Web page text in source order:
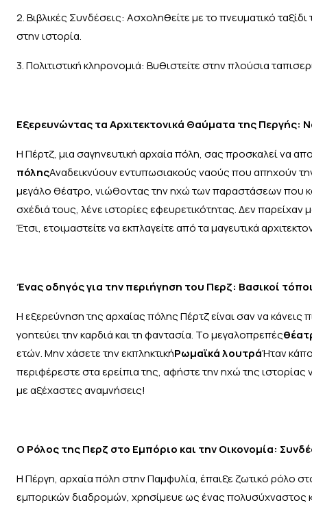
2. Βιβλικές Συνδέσεις: Ασχοληθείτε με το πνευματικό ταξίδι
στην ιστορία.
3. Πολιτιστική κληρονομιά: Βυθιστείτε στην πλούσια
Εξερευνώντας τα Αρχιτεκτονικά Θαύματα της Περγής:
Η Πέρτζ, μια σαγηνευτική αρχαία πόλη, σας προσκαλεί να
πόληςΑναδεικνύουν εντυπωσιακούς ναούς που απηχούν
μεγάλο θέατρο, νιώθοντας την ηχώ των παραστάσεων που
σχέδιά τους, λένε ιστορίες εφευρετικότητας. Δεν
Έτσι, ετοιμαστείτε να εκπλαγείτε από τα μαγευτικά
Ένας οδηγός για την περιήγηση του Περζ: Βασικοί
Η εξερεύνηση της αρχαίας πόλης Πέρτζ είναι σαν να
γοητεύει την καρδιά και τη φαντασία. Το μεγαλοπρεπές
ετών. Μην χάσετε την εκπληκτικήΡωμαϊκά λουτράΉταν
περιφέρεστε στα ερείπια της, αφήστε την ηχώ της ιστορίας
με αξέχαστες αναμνήσεις!
Ο Ρόλος της Περζ στο Εμπόριο και την Οικονομία:
Η Πέργη, αρχαία πόλη στην Παμφυλία, έπαιξε ζωτικό ρόλο
εμπορικών διαδρομών, χρησίμευε ως ένας πολυσύχναστος